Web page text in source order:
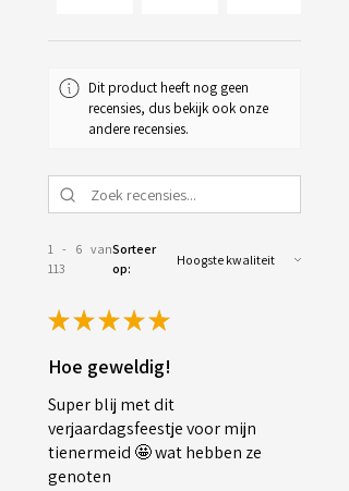
Dit product heeft nog geen
recensies, dus bekijk ook onze
andere recensies.
1 - 6 van
113
Sorteer
op:
★★★★★
Hoe geweldig!
Super blij met dit
verjaardagsfeestje voor mijn
tienermeid 🤩 wat hebben ze
genoten